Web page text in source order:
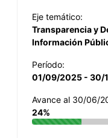
Eje temático:
Transparencia y
Información
Período:
01/09/2025 - 30/
Avance al 30/06/
24%